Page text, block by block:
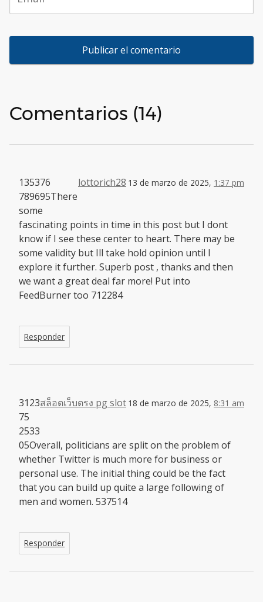
Comentarios (14)
lottorich28 13 de marzo de 2025, 1:37 pm
135376
789695There
some
fascinating points in time in this post but I dont
know if I see these center to heart. There may be
some validity but Ill take hold opinion until I
explore it further. Superb post , thanks and then
we want a great deal far more! Put into
FeedBurner too 712284
Responder
สล็อตเว็บตรง pg slot 18 de marzo de 2025, 8:31 am
3123
75
2533
05Overall, politicians are split on the problem of
whether Twitter is much more for business or
personal use. The initial thing could be the fact
that you can build up quite a large following of
men and women. 537514
Responder